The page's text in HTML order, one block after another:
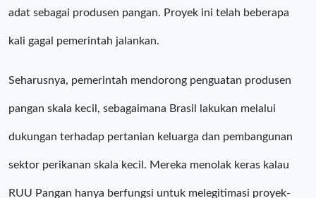
adat sebagai produsen pangan. Proyek ini telah beberapa
kali gagal pemerintah jalankan.
Seharusnya, pemerintah mendorong penguatan produsen
pangan skala kecil, sebagaimana Brasil lakukan melalui
dukungan terhadap pertanian keluarga dan pembangunan
sektor perikanan skala kecil. Mereka menolak keras kalau
RUU Pangan hanya berfungsi untuk melegitimasi proyek-